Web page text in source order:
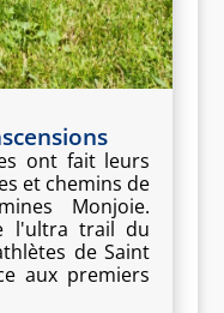
ont fait leurs
et chemins de
Monjoie.
l'ultra trail du
de Saint
aux premiers